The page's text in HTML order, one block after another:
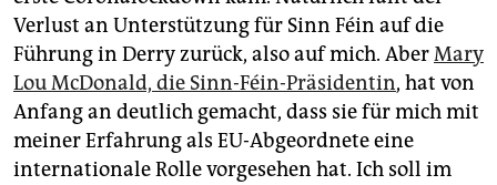
Verlust an Unterstützung für Sinn Féin auf die
Führung in Derry zurück, also auf mich. AberMary
Lou McDonald, die Sinn-Féin-Präsidentin, hat von
Anfang an deutlich gemacht, dass sie für mich mit
meiner Erfahrung als EU-Abgeordnete eine
internationale Rolle vorgesehen hat. Ich soll im